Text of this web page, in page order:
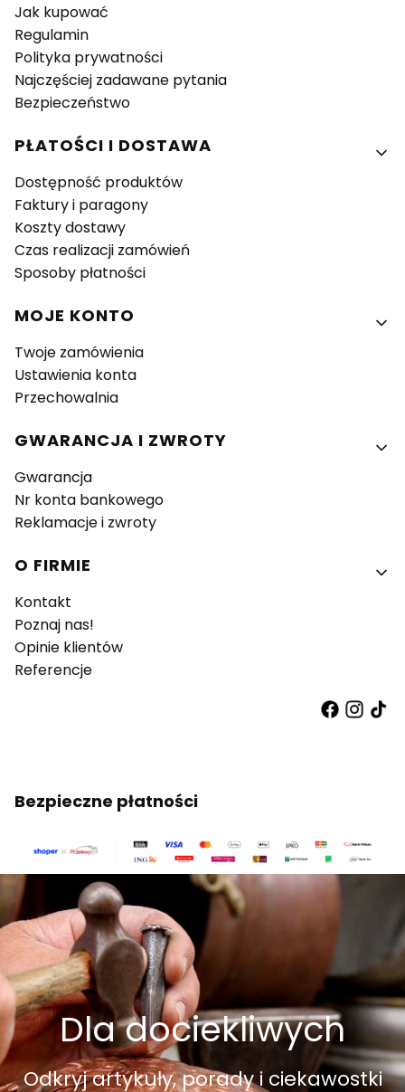
Jak kupować
Regulamin
Polityka prywatności
Najczęściej zadawane pytania
Bezpieczeństwo
PŁATOŚCI I DOSTAWA
Dostępność produktów
Faktury i paragony
Koszty dostawy
Czas realizacji zamówień
Sposoby płatności
MOJE KONTO
Twoje zamówienia
Ustawienia konta
Przechowalnia
GWARANCJA I ZWROTY
Gwarancja
Nr konta bankowego
Reklamacje i zwroty
O FIRMIE
Kontakt
Poznaj nas!
Opinie klientów
Referencje
Bezpieczne płatności
Dla dociekliwych
Odkryj artykuły, porady i ciekawostki